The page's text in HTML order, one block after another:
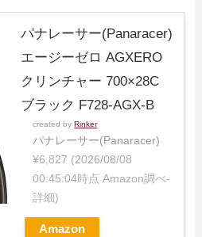
パナレーサー(Panaracer)
エージーゼロ AGXERO
クリンチャー 700×28C
ブラック F728-AGX-B
created byRinker
パナレーサー(Panaracer)
¥6,827 (2026/08/08
00:45:04時点 Amazon調べ-
詳細)
Amazon